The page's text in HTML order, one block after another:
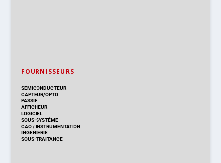
FOURNISSEURS
SEMICONDUCTEUR
CAPTEUR/OPTO
PASSIF
AFFICHEUR
LOGICIEL
SOUS-SYSTÈME
CAO/INSTRUMENTATION
INGÉNIERIE
SOUS-TRAITANCE